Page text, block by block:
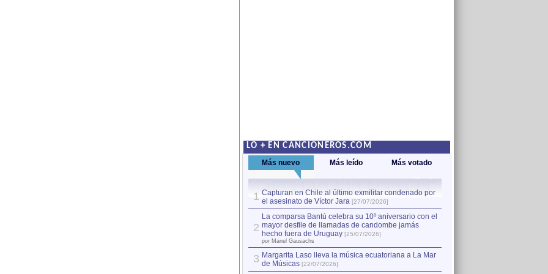
LO + EN CANCIONEROS.COM
Más nuevo Más leído Más votado
1 Capturan en Chile al último exmilitar condenado por
el asesinato de Víctor Jara [27/07/2026]
2
La comparsa Bantú celebra su 10º aniversario con el
mayor desfile de llamadas de candombe jamás
hecho fuera de Uruguay [25/07/2026]
por Manel Gausachs
3 Margarita Laso lleva la música ecuatoriana a La Mar
de Músicas [22/07/2026]